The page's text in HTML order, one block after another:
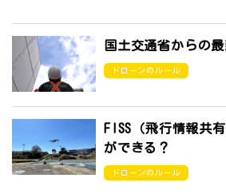
国土交通省からの
ドローンのルール
FISS（飛行情報共
ができる？
ドローンのルール